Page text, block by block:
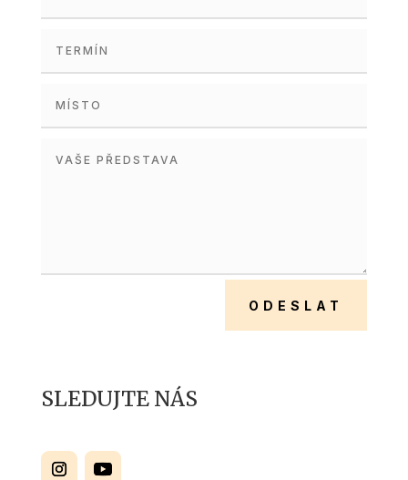
ODESLAT
SLEDUJTE NÁS